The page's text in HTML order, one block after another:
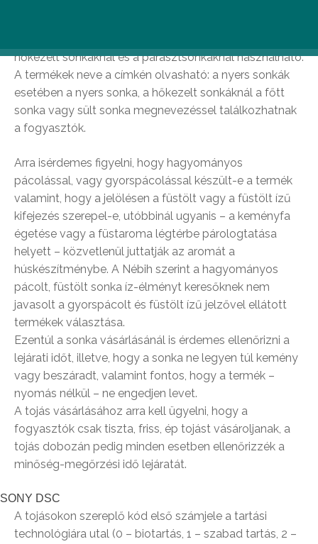
hőkezelt sonkáknál és a parasztsonkáknál használható.
A termékek neve a címkén olvasható: a nyers sonkák
esetében a nyers sonka, a hőkezelt sonkáknál a főtt
sonka vagy sült sonka megnevezéssel találkozhatnak
a fogyasztók.
Arra isérdemes figyelni, hogy hagyományos
pácolással, vagy gyorspácolással készült-e a termék
valamint, hogy a jelölésen a füstölt vagy a füstölt ízű
kifejezés szerepel-e, utóbbinál ugyanis – a keményfa
égetése vagy a füstaroma légtérbe párologtatása
helyett – közvetlenül juttatják az aromát a
húskészítménybe. A Nébih szerint a hagyományos
pácolt, füstölt sonka íz-élményt keresőknek nem
javasolt a gyorspácolt és füstölt ízű jelzővel ellátott
termékek választása.
Ezentúl a sonka vásárlásánál is érdemes ellenőrizni a
lejárati időt, illetve, hogy a sonka ne legyen túl kemény
vagy beszáradt, valamint fontos, hogy a termék –
nyomás nélkül – ne engedjen levet.
A tojás vásárlásához arra kell ügyelni, hogy a
fogyasztók csak tiszta, friss, ép tojást vásároljanak, a
tojás dobozán pedig minden esetben ellenőrizzék a
minőség-megőrzési idő lejáratát.
SONY DSC
A tojásokon szereplő kód első számjele a tartási
technológiára utal (0 – biotartás, 1 – szabad tartás, 2 –